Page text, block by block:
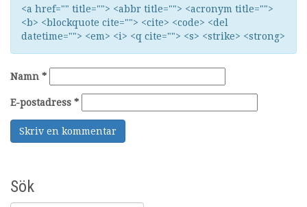
<a href="" title=""> <abbr title=""> <acronym title="">
<b> <blockquote cite=""> <cite> <code> <del
datetime=""> <em> <i> <q cite=""> <s> <strike> <strong>
Namn *
E-postadress *
Sök